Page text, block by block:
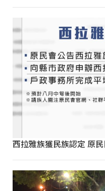
西拉雅族獲民族認定 原